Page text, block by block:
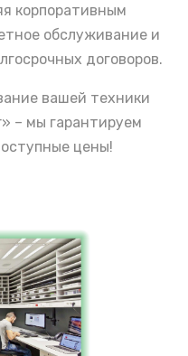
корпоративным
обслуживание и
договоров.
вашей техники
– мы гарантируем
цены!